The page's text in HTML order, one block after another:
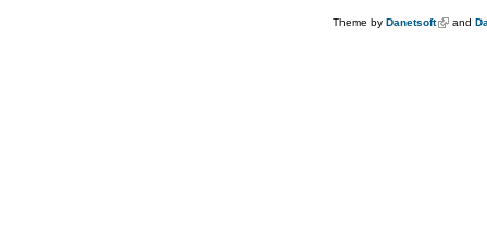
Theme by Danetsoft(link is
and